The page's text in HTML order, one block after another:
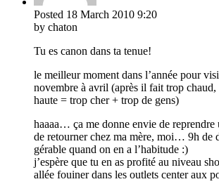
Posted 18 March 2010 9:20
by chaton
Tu es canon dans ta tenue!
le meilleur moment dans l’année pour
novembre à avril (après il fait trop chaud,
haute = trop cher + trop de gens)
haaaa… ça me donne envie de reprendre
de retourner chez ma mère, moi… 9h de
gérable quand on en a l’habitude :)
j’espère que tu en as profité au niveau
allée fouiner dans les outlets center aux